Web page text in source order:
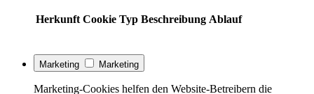
Herkunft Cookie Typ Beschreibung Ablauf
Marketing Marketing
Marketing-Cookies helfen den Website-Betreibern die